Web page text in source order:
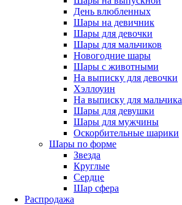
День влюбленных
Шары на девичник
Шары для девочки
Шары для мальчиков
Новогодние шары
Шары с животными
На выписку для девочки
Хэллоуин
На выписку для мальчика
Шары для девушки
Шары для мужчины
Оскорбительные шарики
Шары по форме
Звезда
Круглые
Сердце
Шар сфера
Распродажа